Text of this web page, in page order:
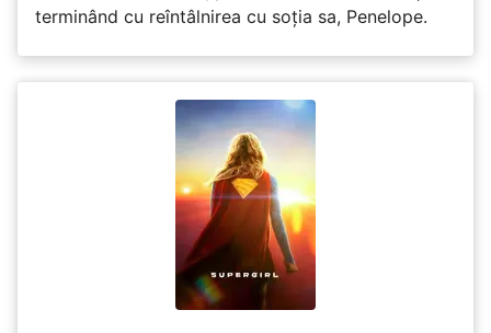
terminând cu reîntâlnirea cu soția sa, Penelope.